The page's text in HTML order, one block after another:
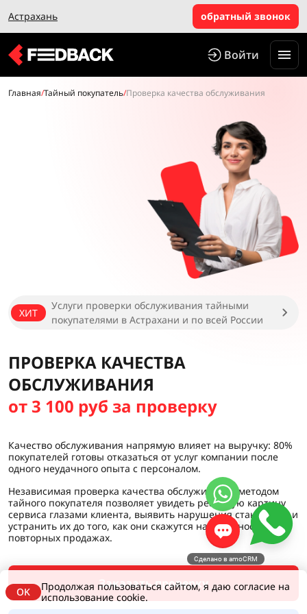
Астрахань обратный звонок
Войти
Главная/Тайный покупатель/Проверка качества обслуживания
ХИТ
Услуги проверки обслуживания тайными
покупателями в Астрахани и по всей России
ПРОВЕРКА КАЧЕСТВА
ОБСЛУЖИВАНИЯ
от 3 100 руб за проверку
Качество обслуживания напрямую влияет на выручку: 80%
покупателей готовы отказаться от услуг компании после
одного неудачного опыта с персоналом.
Независимая проверка качества обслуживания методом
тайного покупателя позволяет увидеть реальную картину
сервиса глазами клиента, выявить нарушения стандартов и
устранить их до того, как они скажутся на лояльности и
повторных продажах.
Заказать проверку
OK
Продолжая пользоваться сайтом, я даю согласие на
использование cookie.
Сделано в amoCRM